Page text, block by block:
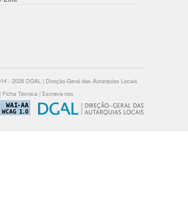
- 2026 DGAL | Direção-Geral das Autarquias Locais
| Ficha Técnica | Escreva-nos